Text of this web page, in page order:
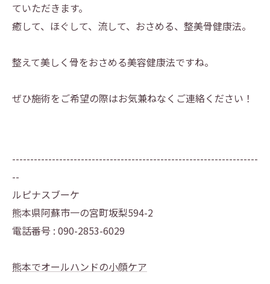
ていただきます。
癒して、ほぐして、流して、おさめる、整美骨健康法。
整えて美しく骨をおさめる美容健康法ですね。
ぜひ施術をご希望の際はお気兼ねなくご連絡ください！
--------------------------------------------------------------------
--
ルピナスブーケ
熊本県阿蘇市一の宮町坂梨594-2
電話番号 : 090-2853-6029
熊本でオールハンドの小顔ケア